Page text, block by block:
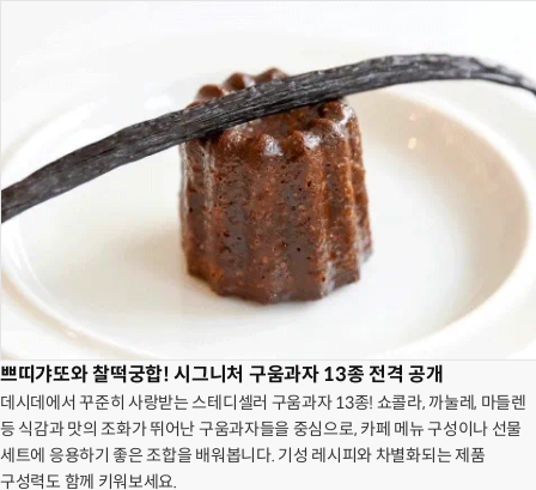
쁘띠갸또와 찰떡궁합! 시그니처 구움과자 13종 전격 공개
데시데에서 꾸준히 사랑받는 스테디셀러 구움과자 13종! 쇼콜라, 까눌레, 마들렌
등 식감과 맛의 조화가 뛰어난 구움과자들을 중심으로, 카페 메뉴 구성이나 선물
세트에 응용하기 좋은 조합을 배워봅니다. 기성 레시피와 차별화되는 제품
구성력도 함께 키워보세요.